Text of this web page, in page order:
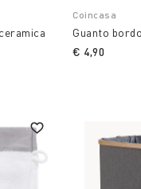
from
Coincasa
Guanto
€ 4,90